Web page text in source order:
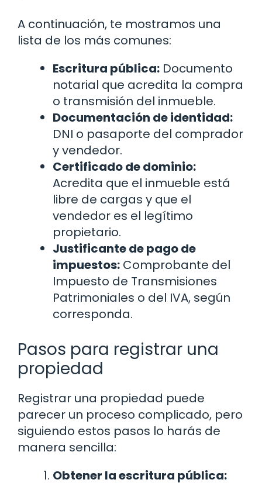
A continuación, te mostramos una
lista de los más comunes:
Escritura pública: Documento
notarial que acredita la compra
o transmisión del inmueble.
Documentación de identidad:
DNI o pasaporte del comprador
y vendedor.
Certificado de dominio:
Acredita que el inmueble está
libre de cargas y que el
vendedor es el legítimo
propietario.
Justificante de pago de
impuestos: Comprobante del
Impuesto de Transmisiones
Patrimoniales o del IVA, según
corresponda.
Pasos para registrar una
propiedad
Registrar una propiedad puede
parecer un proceso complicado, pero
siguiendo estos pasos lo harás de
manera sencilla:
Obtener la escritura pública: